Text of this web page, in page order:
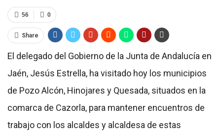
0
56
Share
El delegado del Gobierno de la Junta de Andalucía en
Jaén, Jesús Estrella, ha visitado hoy los municipios
de Pozo Alcón, Hinojares y Quesada, situados en la
comarca de Cazorla, para mantener encuentros de
trabajo con los alcaldes y alcaldesa de estas